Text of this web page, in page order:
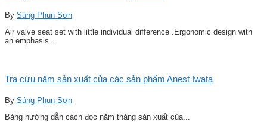
By Súng Phun Sơn
Air valve seat set with little individual difference .Ergonomic design with
an emphasis...
Tra cứu năm sản xuất của các sản phẩm Anest Iwata
By Súng Phun Sơn
Bảng hướng dẫn cách đọc năm tháng sản xuất của...